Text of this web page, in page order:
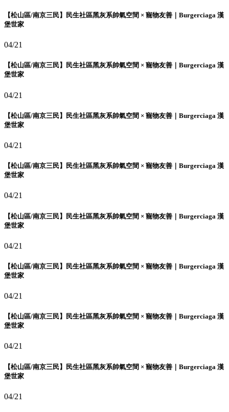
【松山區/南京三民】民生社區黑灰系帥氣空間 × 寵物友善｜Burgerciaga 漢
堡世家
04/21
【松山區/南京三民】民生社區黑灰系帥氣空間 × 寵物友善｜Burgerciaga 漢
堡世家
04/21
【松山區/南京三民】民生社區黑灰系帥氣空間 × 寵物友善｜Burgerciaga 漢
堡世家
04/21
【松山區/南京三民】民生社區黑灰系帥氣空間 × 寵物友善｜Burgerciaga 漢
堡世家
04/21
【松山區/南京三民】民生社區黑灰系帥氣空間 × 寵物友善｜Burgerciaga 漢
堡世家
04/21
【松山區/南京三民】民生社區黑灰系帥氣空間 × 寵物友善｜Burgerciaga 漢
堡世家
04/21
【松山區/南京三民】民生社區黑灰系帥氣空間 × 寵物友善｜Burgerciaga 漢
堡世家
04/21
【松山區/南京三民】民生社區黑灰系帥氣空間 × 寵物友善｜Burgerciaga 漢
堡世家
04/21